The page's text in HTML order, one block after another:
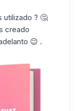
utilizado ? 🤔
creado
😉 .